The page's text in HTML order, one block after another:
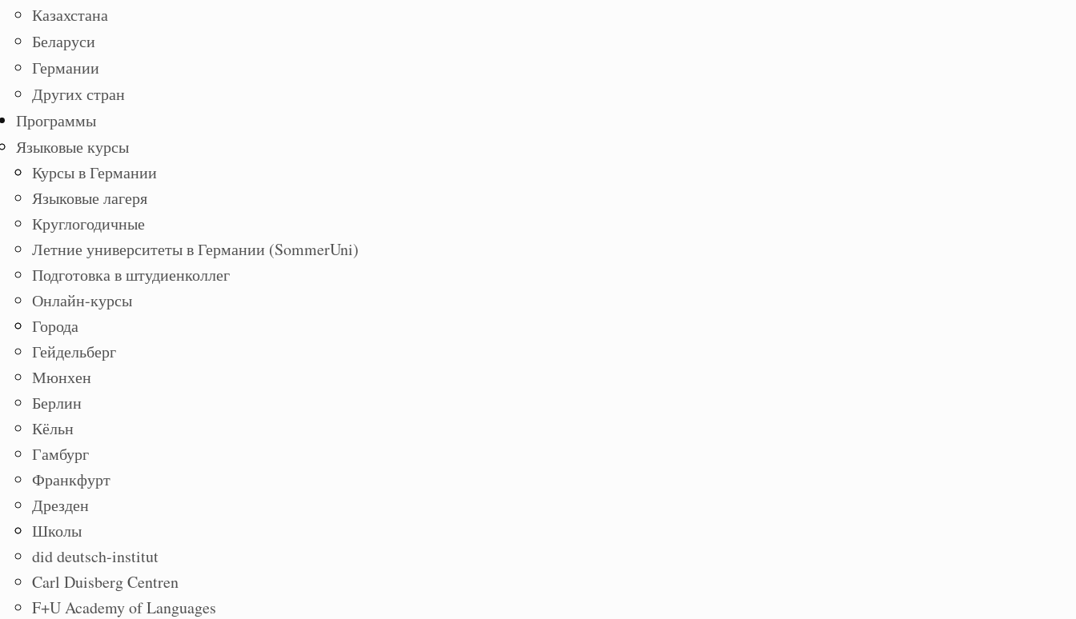
Казахстана
Беларуси
Германии
Других стран
Программы
Языковые курсы
Курсы в Германии
Языковые лагеря
Круглогодичные
Летние университеты в Германии (SommerUni)
Подготовка в штудиенколлег
Онлайн-курсы
Города
Гейдельберг
Мюнхен
Берлин
Кёльн
Гамбург
Франкфурт
Дрезден
Школы
did deutsch-institut
Carl Duisberg Centren
F+U Academy of Languages